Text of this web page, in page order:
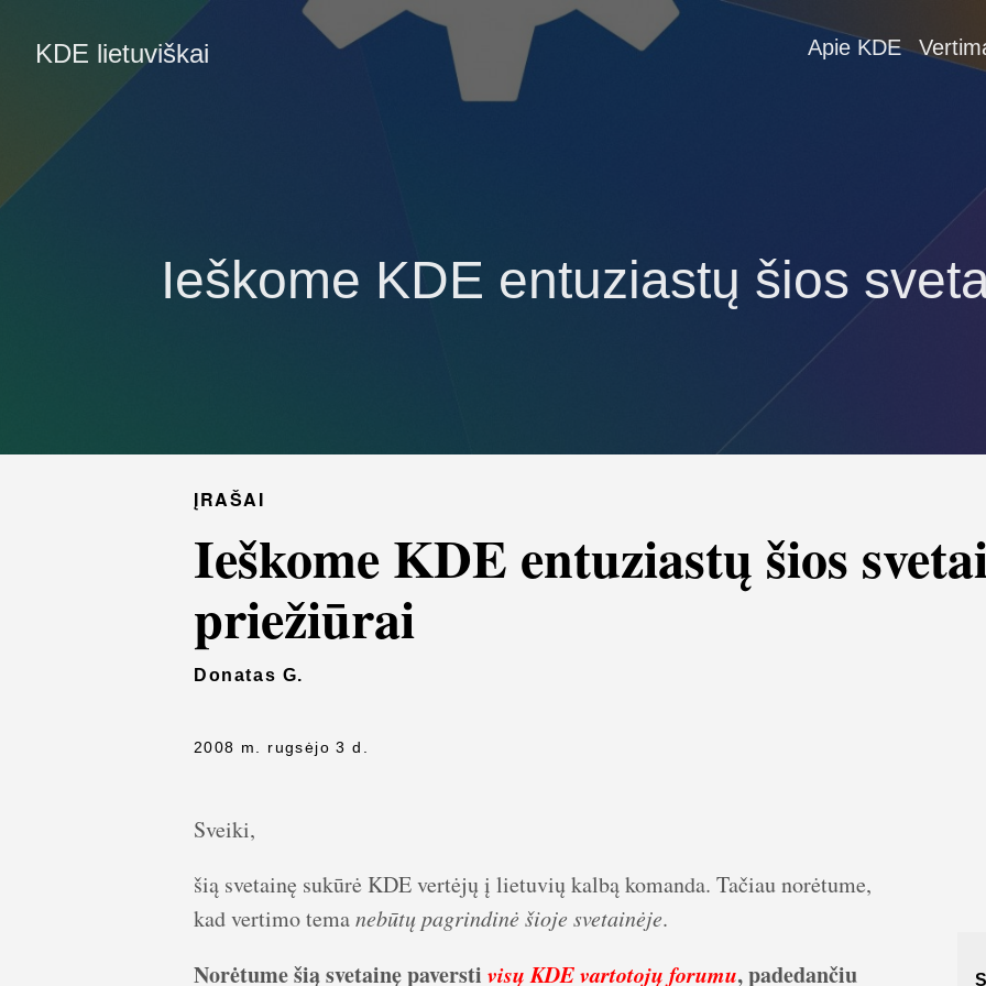
KDE lietuviškai Apie KDE
Ieškome KDE entuziastų šios
ĮRAŠAI
Ieškome KDE entuziastų šios
priežiūrai
Donatas G.
2008 m. rugsėjo 3 d.
Sveiki,
šią svetainę sukūrė KDE vertėjų į lietuvių kalbą komanda. Tačiau norėtume,
kad vertimo temanebūtų pagrindinė šioje svetainėje.
Norėtume šią svetainę paversti visų KDE vartotojų forumu, padedančiu